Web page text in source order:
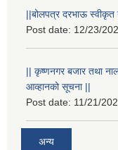
||बोलपत्र दरभाऊ स्वीकृत
Post date: 12/23/
|| कृष्णनगर बजार तथा
आव्हानको सूचना ||
Post date: 11/21/
अन्य